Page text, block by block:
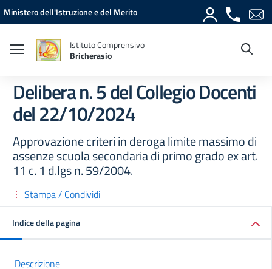
Vai ai contenuti
Vai al menu di navigazione
Vai al footer
Ministero dell'Istruzione e del Merito
Istituto Comprensivo
Bricherasio
Delibera n. 5 del Collegio Docenti
del 22/10/2024
Approvazione criteri in deroga limite massimo di
assenze scuola secondaria di primo grado ex art.
11 c. 1 d.lgs n. 59/2004.
Stampa / Condividi
Indice della pagina
Descrizione